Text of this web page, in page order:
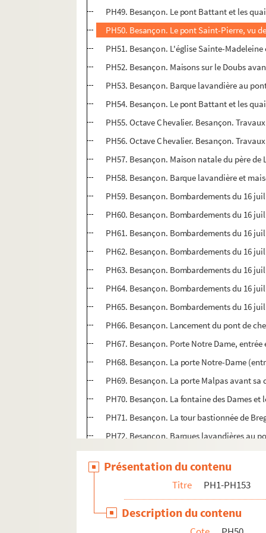
PH49. Besançon. Le pont Battant et les
PH50. Besançon. Le pont Saint-Pierre, vu
PH51. Besançon. L'église Sainte-
PH52. Besançon. Maisons sur le Doubs
PH53. Besançon. Barque lavandière au
PH54. Besançon. Le pont Battant et les
PH55. Octave Chevalier. Besançon.
PH56. Octave Chevalier. Besançon.
PH57. Besançon. Maison natale du père de
PH58. Besançon. Barque lavandière et
PH59. Besançon. Bombardements du 16
PH60. Besançon. Bombardements du 16
PH61. Besançon. Bombardements du 16
PH62. Besançon. Bombardements du 16
PH63. Besançon. Bombardements du 16
PH64. Besançon. Bombardements du 16
PH65. Besançon. Bombardements du 16
PH66. Besançon. Lancement du pont de
PH67. Besançon. Porte Notre Dame,
PH68. Besançon. La porte Notre-Dame
PH69. Besançon. La porte Malpas avant
PH70. Besançon. La fontaine des Dames
PH71. Besançon. La tour bastionnée de
PH72. Besançon. Barques lavandières au
PH73. Besançon. Vue des usines des Prés-
PH74. Besançon. Cavalcade sur le pont
PH75. Besançon. Vue de la gare de la
PH76. Besançon. Bords du Doubs
PH77. Besançon. Le pont Battant et les
Présentation du contenu
Titre PH1-PH153
Description du contenu